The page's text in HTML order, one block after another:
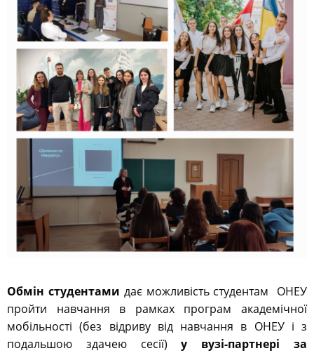
Обмін студентами дає можливість студентам ОНЕУ
пройти навчання в рамках програм академічної
мобільності (без відриву від навчання в ОНЕУ і з
подальшою здачею сесії)у вузі-партнері за